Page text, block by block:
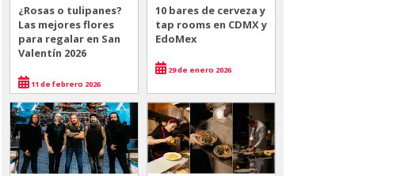
¿Rosas o tulipanes?
Las mejores flores
para regalar en San
Valentín 2026
11 de febrero 2026
10 bares de cerveza y
tap rooms en CDMX y
EdoMex
29 de enero 2026